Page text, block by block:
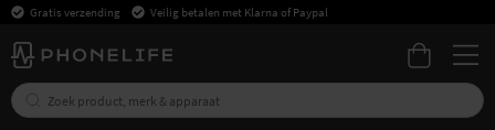
Gratis verzending Veilig betalen met Klarna of Paypal